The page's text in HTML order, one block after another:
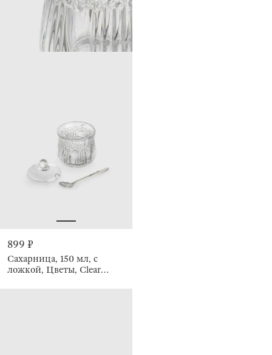
899 ₽
Сахарница, 150 мл, с
ложкой, Цветы, Clear